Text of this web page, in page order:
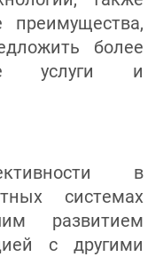
преимущества,
более
услуги и
в
системах
развитием
с другими